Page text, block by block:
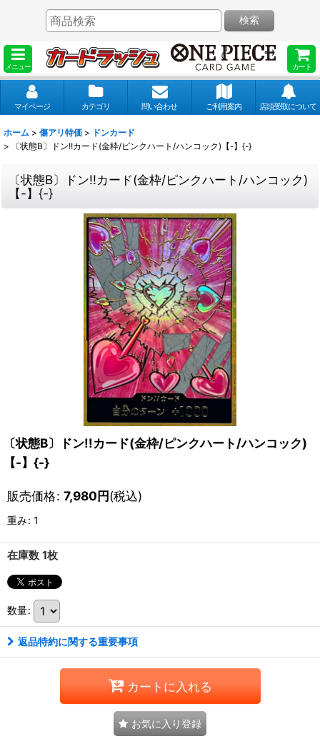
メニュー カート
検索
マイページ カテゴリ 問い合わせ ご利用案内 店頭受取について
ホーム > 傷アリ特価 > ドンカード
>
〔状態B〕ドン!!カード(金枠/ピンクハート/ハンコック)【-】{-}
〔状態B〕ドン!!カード(金枠/ピンクハート/ハンコック)
【-】{-}
〔状態B〕ドン!!カード(金枠/ピンクハート/ハンコック)
【-】{-}
販売価格: 7,980円(税込)
重み: 1
在庫数 1枚
数量:
返品特約に関する重要事項
カートに入れる
お気に入り登録